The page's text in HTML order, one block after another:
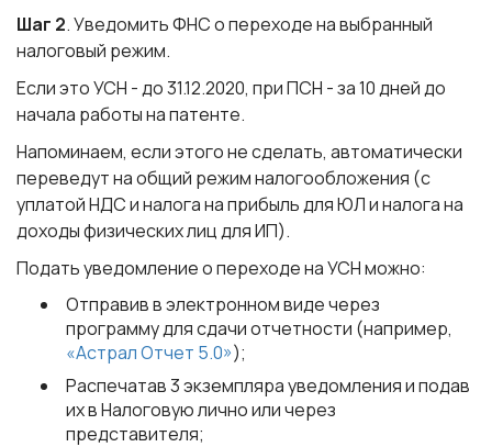
Шаг 2. Уведомить ФНС о переходе на выбранный
налоговый режим.
Если это УСН - до 31.12.2020, при ПСН - за 10 дней до
начала работы на патенте.
Напоминаем, если этого не сделать, автоматически
переведут на общий режим налогообложения (с
уплатой НДС и налога на прибыль для ЮЛ и налога на
доходы физических лиц для ИП).
Подать уведомление о переходе на УСН можно:
Отправив в электронном виде через
программу для сдачи отчетности (например,
«Астрал Отчет 5.0»);
Распечатав 3 экземпляра уведомления и подав
их в Налоговую лично или через
представителя;